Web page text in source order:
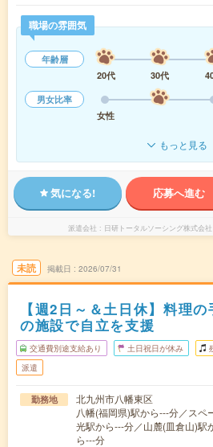
職場の雰囲気
年齢層
20代
30代
男女比率
女性
もっと見る
気になる! 応募へ進む
派遣会社 日研トータルソーシング株式会
未読 掲載日 2026/07/31
【週2日～＆土日休】料理
の施設で自立を支援
交通費別途支給あり 土日祝日が休み
派遣
勤務地
北九州市八幡東区
八幡(福岡県)駅から---分／ス
光駅から---分／山麓(皿倉山)駅
ら---分